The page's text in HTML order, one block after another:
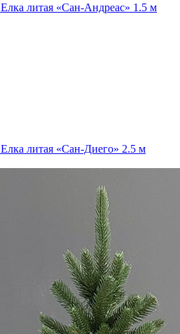
Елка литая «Сан-Андреас» 1.5 м
Елка литая «Сан-Диего» 2.5 м